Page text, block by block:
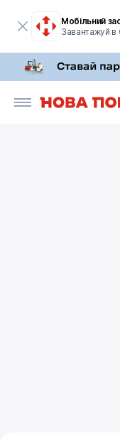
Мобільний
Завантажуй в